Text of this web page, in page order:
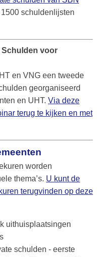
schuldenlijsten
Schulden voor
en VNG een tweede
georganiseerd
en UHT. Via deze
terug te kijken en met
worden
thema’s. U kunt de
terugvinden op deze
uithuisplaatsingen
schulden - eerste